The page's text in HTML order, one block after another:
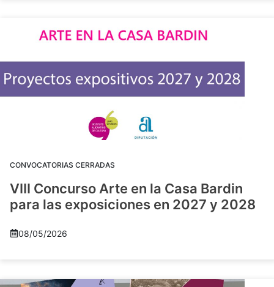
CONVOCATORIAS CERRADAS
VIII Concurso Arte en la Casa Bardin
para las exposiciones en 2027 y 2028
08/05/2026